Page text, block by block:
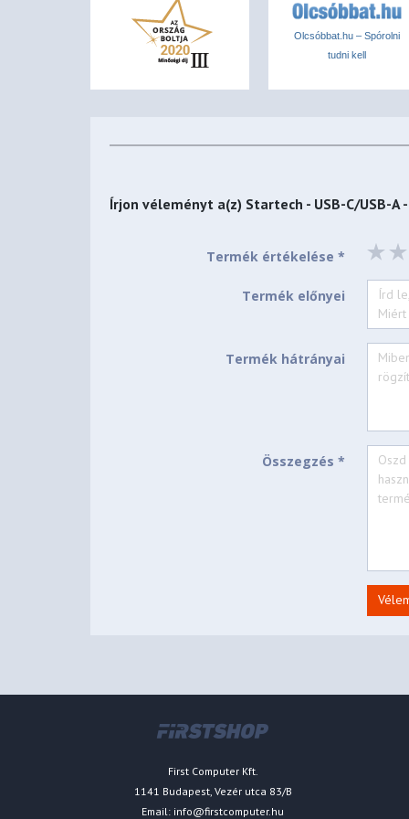
Teljes méret
2230
Csomag magassága
5,4 cm [2,1 hüvelyk]
12,3 cm [4,8 hüvelyk]
Olcsóbbat.hu – Spórolni
tudni kell
Írjon véleményt a(z) Startech - USB-C/USB-A
Termék értékelése *
Termék előnyei
Termék hátrányai
Összegzés *
First Computer Kft.
1141 Budapest, Vezér utca 83/B
Email: info@firstcomputer.hu